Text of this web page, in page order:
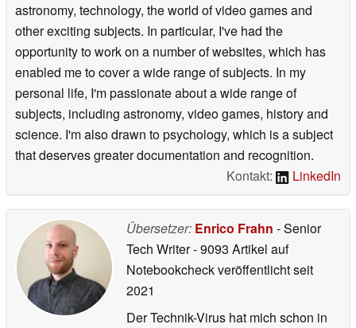
astronomy, technology, the world of video games and
other exciting subjects. In particular, I've had the
opportunity to work on a number of websites, which has
enabled me to cover a wide range of subjects. In my
personal life, I'm passionate about a wide range of
subjects, including astronomy, video games, history and
science. I'm also drawn to psychology, which is a subject
that deserves greater documentation and recognition.
Kontakt:
LinkedIn
Übersetzer: Enrico Frahn - Senior
Tech Writer- 9093 Artikel auf
Notebookcheck veröffentlichtseit
2021
Der Technik-Virus hat mich schon in